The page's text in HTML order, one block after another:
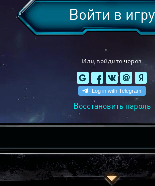
Или войдите через
Войти в игру
Восстановить пароль